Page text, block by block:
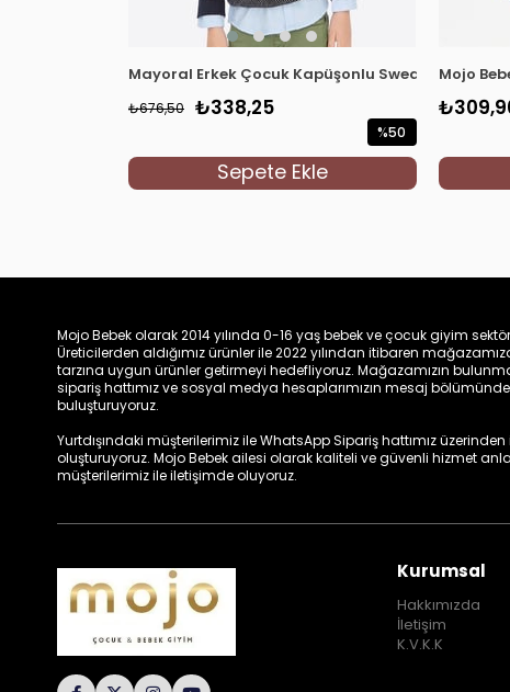
Mayoral Erkek Çocuk Kapüşonlu Sweatshirt 4428
₺338,25
₺676,50
Sepete Ekle
%50
İndirim
%50İndirim
Mojo
Mojo Bebek olarak 2014 yılında 0-16 yaş bebek ve çocuk giyim
Üreticilerden aldığımız ürünler ile 2022 yılından itibaren
tarzına uygun ürünler getirmeyi hedefliyoruz. Mağazamızın
sipariş hattımız ve sosyal medya hesaplarımızın mesaj
buluşturuyoruz.
Yurtdışındaki müşterilerimiz ile WhatsApp Sipariş hattımız
oluşturuyoruz. Mojo Bebek ailesi olarak kaliteli ve güvenli hizmet
müşterilerimiz ile iletişimde oluyoruz.
Kurumsal
Hakkımızda
İletişim
K.V.K.K